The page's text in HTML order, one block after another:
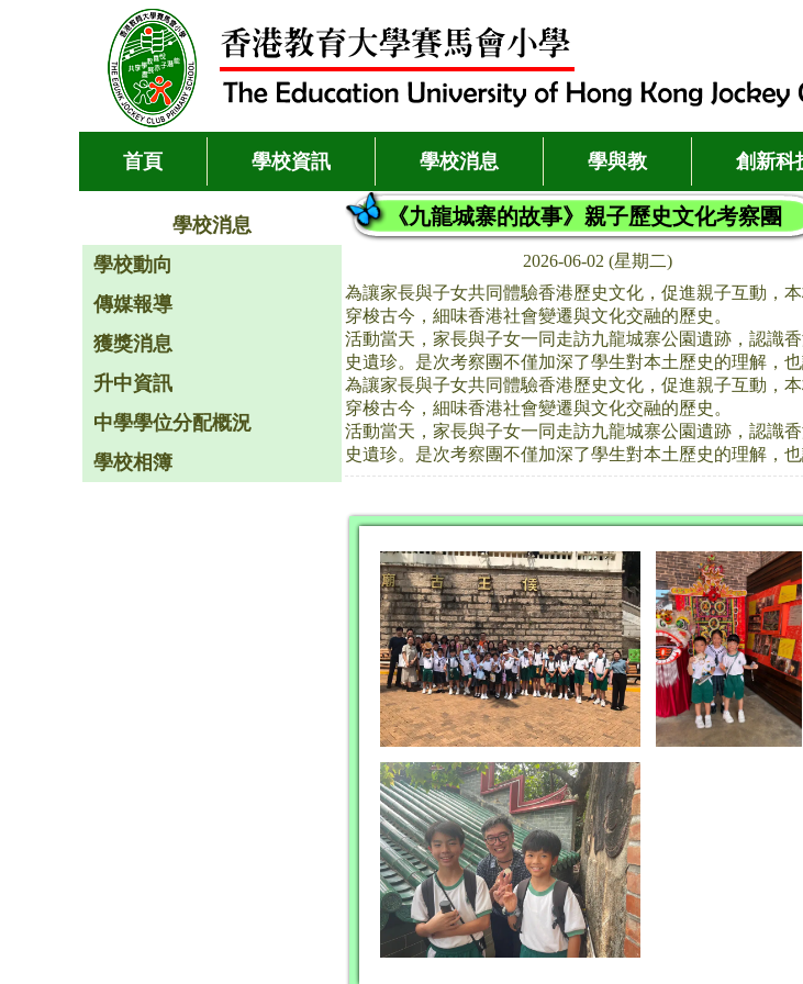
首頁 學校資訊 學校消息 學與教 創新科
學校消息
學校動向
傳媒報導
獲獎消息
升中資訊
中學學位分配概況
學校相簿
《九龍城寨的故事》親子歷史文化考察團
2026-06-02 (星期二)
為讓家長與子女共同體驗香港歷史文化，促進親子互動，
穿梭古今，細味香港社會變遷與文化交融的歷史。
活動當天，家長與子女一同走訪九龍城寨公園遺跡，認識
史遺珍。是次考察團不僅加深了學生對本土歷史的理解，
為讓家長與子女共同體驗香港歷史文化，促進親子互動，
穿梭古今，細味香港社會變遷與文化交融的歷史。
活動當天，家長與子女一同走訪九龍城寨公園遺跡，認識
史遺珍。是次考察團不僅加深了學生對本土歷史的理解，